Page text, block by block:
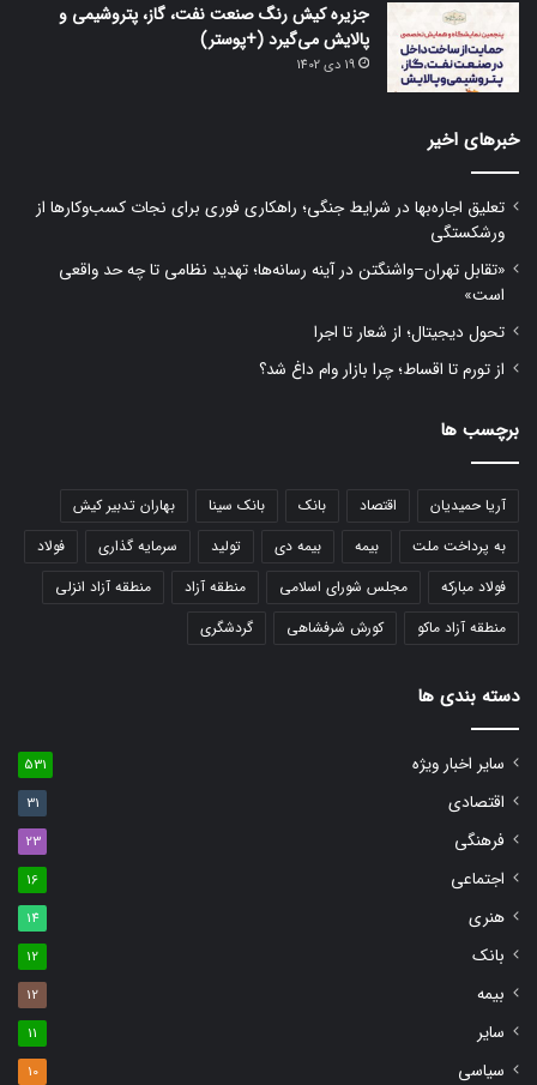
جزیره کیش رنگ صنعت نفت، گاز، پتروشیمی و
پالایش می‌گیرد (+پوستر)
19 دی 1402
خبرهای اخیر
تعلیق اجاره‌بها در شرایط جنگی؛ راهکاری فوری برای نجات کسب‌وکارها از
ورشکستگی
«تقابل تهران–واشنگتن در آینه رسانه‌ها؛ تهدید نظامی تا چه حد واقعی
است»
تحول دیجیتال؛ از شعار تا اجرا
از تورم تا اقساط؛ چرا بازار وام داغ شد؟
برچسب ها
آریا حمیدیان اقتصاد بانک بانک سینا
بهاران تدبیر کیش
به پرداخت ملت
بیمه بیمه دی تولید سرمایه گذاری
فولاد
فولاد مبارکه
مجلس شورای اسلامی منطقه آزاد
منطقه آزاد انزلی
منطقه آزاد ماکو
کورش شرفشاهی گردشگری
دسته بندی ها
سایر اخبار ویژه 531
اقتصادی 31
فرهنگی 23
اجتماعی 16
هنری 14
بانک 12
بیمه 12
سایر 11
سیاسی 10